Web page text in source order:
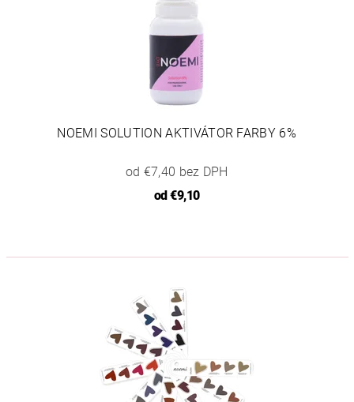
NOEMI SOLUTION AKTIVÁTOR FARBY 6%
od €7,40 bez DPH
od €9,10